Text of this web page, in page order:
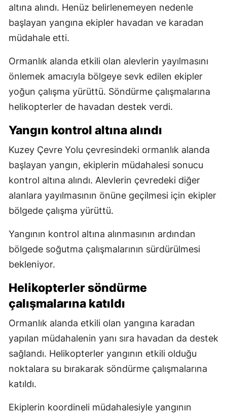
altına alındı. Henüz belirlenemeyen nedenle
başlayan yangına ekipler havadan ve karadan
müdahale etti.
Ormanlık alanda etkili olan alevlerin yayılmasını
önlemek amacıyla bölgeye sevk edilen ekipler
yoğun çalışma yürüttü. Söndürme çalışmalarına
helikopterler de havadan destek verdi.
Yangın kontrol altına alındı
Kuzey Çevre Yolu çevresindeki ormanlık alanda
başlayan yangın, ekiplerin müdahalesi sonucu
kontrol altına alındı. Alevlerin çevredeki diğer
alanlara yayılmasının önüne geçilmesi için ekipler
bölgede çalışma yürüttü.
Yangının kontrol altına alınmasının ardından
bölgede soğutma çalışmalarının sürdürülmesi
bekleniyor.
Helikopterler söndürme
çalışmalarına katıldı
Ormanlık alanda etkili olan yangına karadan
yapılan müdahalenin yanı sıra havadan da destek
sağlandı. Helikopterler yangının etkili olduğu
noktalara su bırakarak söndürme çalışmalarına
katıldı.
Ekiplerin koordineli müdahalesiyle yangının